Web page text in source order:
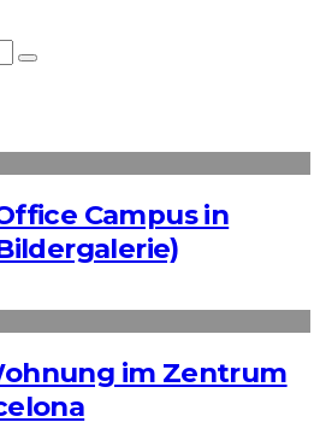
Campus in
im Zentrum